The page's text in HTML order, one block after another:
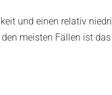
und einen relativ
meisten Fällen ist